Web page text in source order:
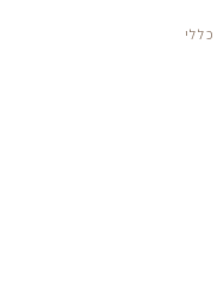
כללי